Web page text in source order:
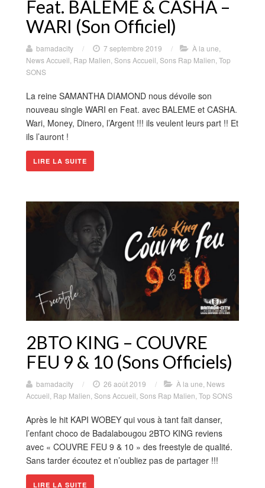
Feat. BALEME & CASHA –
WARI (Son Officiel)
bamadacity / 7 septembre 2019 / À la une
News Accueil Rap Malien Sons Accueil Sons Rap Malien Top
SONS
La reine SAMANTHA DIAMOND nous dévoile son
nouveau single WARI en Feat. avec BALEME et CASHA.
Wari, Money, Dinero, l’Argent !!! ils veulent leurs part !! Et
ils l’auront !
LIRE LA SUITE
2BTO KING – COUVRE
FEU 9 & 10 (Sons Officiels)
bamadacity / 26 août 2019 / À la une News
Accueil Rap Malien Sons Accueil Sons Rap Malien Top SONS
Après le hit KAPI WOBEY qui vous à tant fait danser,
l’enfant choco de Badalabougou 2BTO KING reviens
avec « COUVRE FEU 9 & 10 » des freestyle de qualité.
Sans tarder écoutez et n’oubliez pas de partager !!!
LIRE LA SUITE